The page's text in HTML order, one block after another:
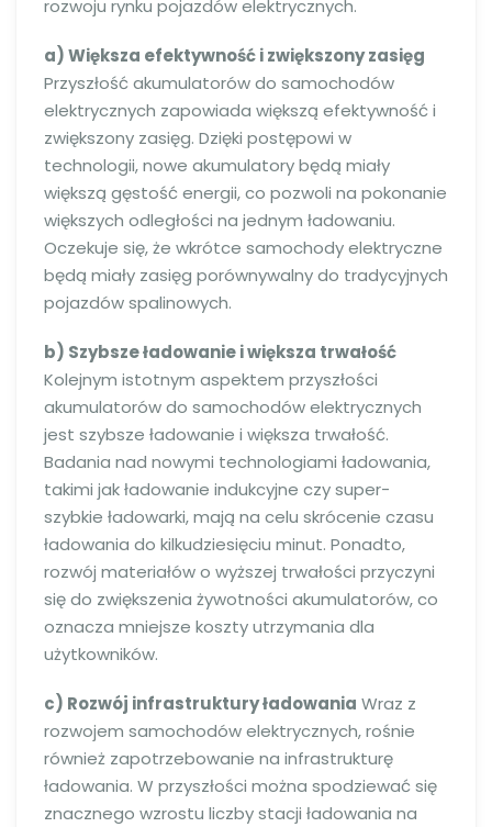
rozwoju rynku pojazdów elektrycznych.
a) Większa efektywność i zwiększony zasięg
Przyszłość akumulatorów do samochodów
elektrycznych zapowiada większą efektywność i
zwiększony zasięg. Dzięki postępowi w
technologii, nowe akumulatory będą miały
większą gęstość energii, co pozwoli na pokonanie
większych odległości na jednym ładowaniu.
Oczekuje się, że wkrótce samochody elektryczne
będą miały zasięg porównywalny do tradycyjnych
pojazdów spalinowych.
b) Szybsze ładowanie i większa trwałość
Kolejnym istotnym aspektem przyszłości
akumulatorów do samochodów elektrycznych
jest szybsze ładowanie i większa trwałość.
Badania nad nowymi technologiami ładowania,
takimi jak ładowanie indukcyjne czy super-
szybkie ładowarki, mają na celu skrócenie czasu
ładowania do kilkudziesięciu minut. Ponadto,
rozwój materiałów o wyższej trwałości przyczyni
się do zwiększenia żywotności akumulatorów, co
oznacza mniejsze koszty utrzymania dla
użytkowników.
c) Rozwój infrastruktury ładowania Wraz z
rozwojem samochodów elektrycznych, rośnie
również zapotrzebowanie na infrastrukturę
ładowania. W przyszłości można spodziewać się
znacznego wzrostu liczby stacji ładowania na